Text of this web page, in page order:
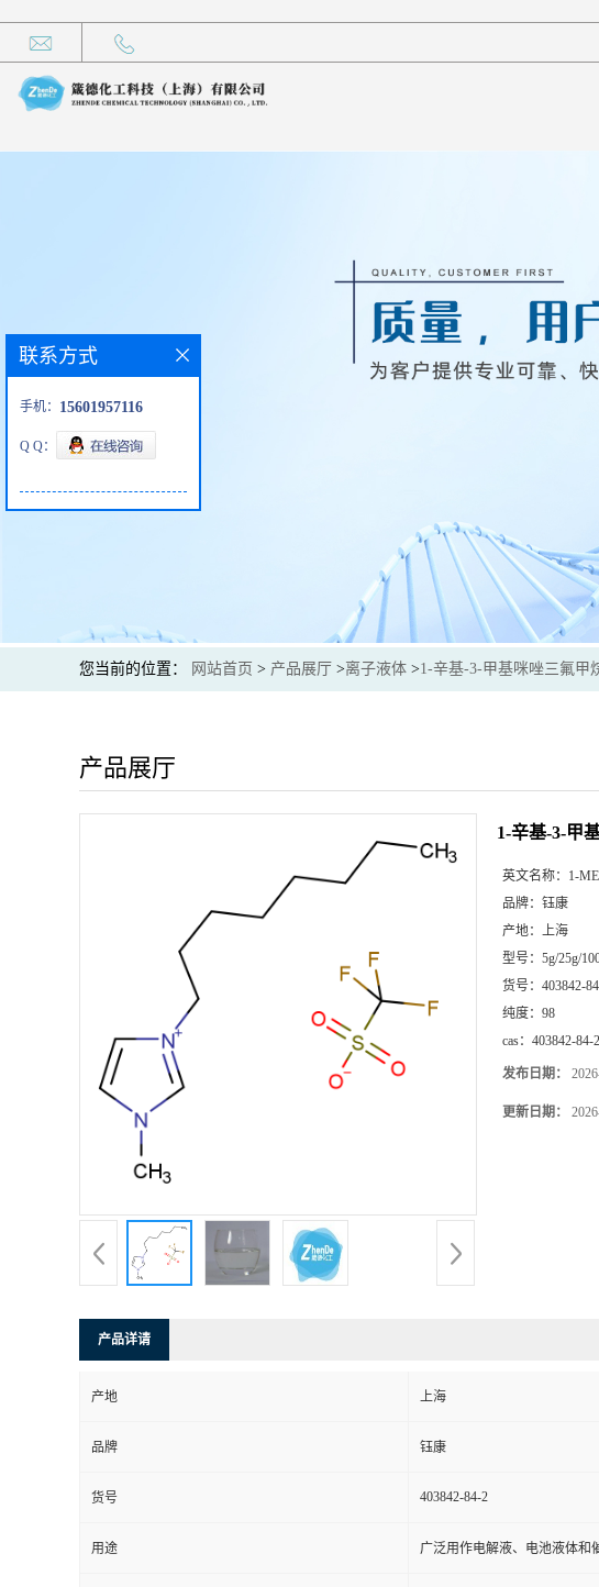
您当前的位置： 网站首页 > 产品展厅 >离子液体 >1-辛基-3-甲基咪唑三氟甲
产品展厅
1-辛基-3-甲
英文名称： 1-
品牌： 钰康
产地： 上海
型号： 5g/25g/
货号： 403842-
纯度： 98
cas： 403842-84-2
发布日期：
更新日期：
产品详请
产地 上海
品牌 钰康
货号 403842-84-2
用途 广泛用作电解液、电池液体和
联系方式
手机： 15601957116
Q Q：